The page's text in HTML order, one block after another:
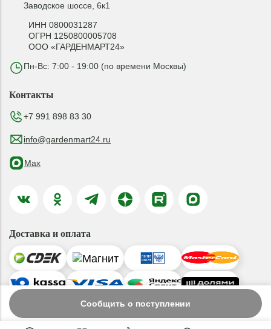
Сообщить о поступлении
Заводское шоссе, 6к1
ИНН 0800031287
ОГРН 1250800005708
ООО «ГАРДЕНМАРТ24»
Пн-Вс: 7:00 - 19:00 (по времени Москвы)
Контакты
+7 991 898 83 30
info@gardenmart24.ru
Max
Доставка и оплата
© 2019-2026 ООО «ГАРДЕНМАРТ24»